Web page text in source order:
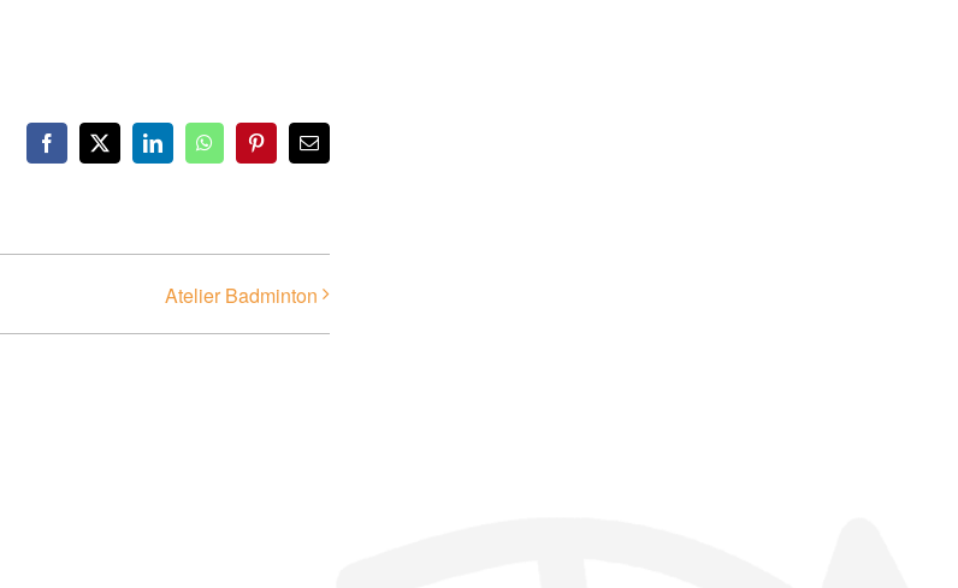
Facebook
X LinkedInWhatsAppPinterestEmail
Atelier Badminton